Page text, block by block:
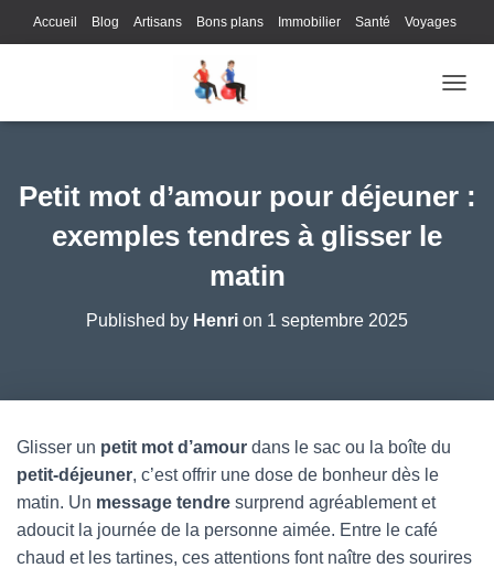
Accueil Blog Artisans Bons plans Immobilier Santé Voyages
Loisirs
Petit mot d’amour pour déjeuner :
exemples tendres à glisser le
matin
Published by Henri on 1 septembre 2025
Glisser un petit mot d’amour dans le sac ou la boîte du
petit-déjeuner, c’est offrir une dose de bonheur dès le
matin. Un message tendre surprend agréablement et
adoucit la journée de la personne aimée. Entre le café
chaud et les tartines, ces attentions font naître des sourires